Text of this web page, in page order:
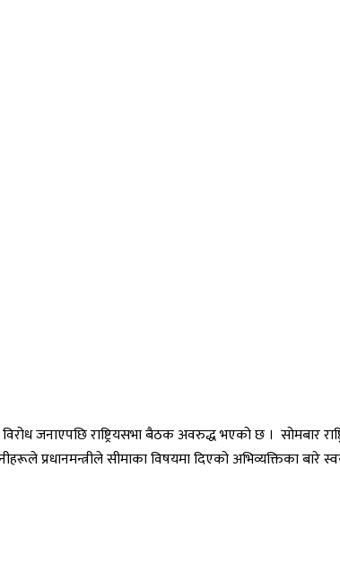
जनाएपछि राष्ट्रियसभा बैठक अवरुद्ध भएको छ । सोमबार
प्रधानमन्त्रीले सीमाका विषयमा दिएको अभिव्यक्तिका बारे